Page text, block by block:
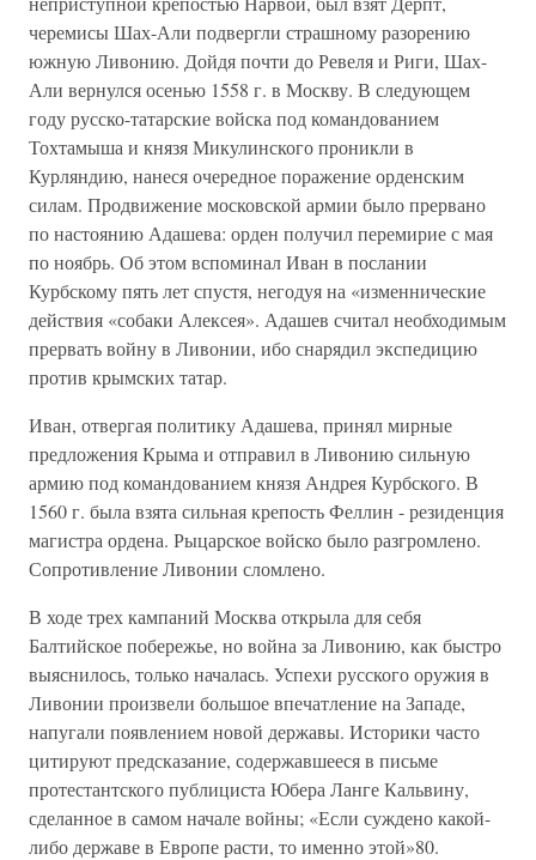
черемисы Шах-Али подвергли страшному разорению
южную Ливонию. Дойдя почти до Ревеля и Риги, Шах-
Али вернулся осенью 1558 г. в Москву. В следующем
году русско-татарские войска под командованием
Тохтамыша и князя Микулинского проникли в
Курляндию, нанеся очередное поражение орденским
силам. Продвижение московской армии было прервано
по настоянию Адашева: орден получил перемирие с мая
по ноябрь. Об этом вспоминал Иван в послании
Курбскому пять лет спустя, негодуя на «изменнические
действия «собаки Алексея». Адашев считал необходимым
прервать войну в Ливонии, ибо снарядил экспедицию
против крымских татар.
Иван, отвергая политику Адашева, принял мирные
предложения Крыма и отправил в Ливонию сильную
армию под командованием князя Андрея Курбского. В
1560 г. была взята сильная крепость Феллин - резиденция
магистра ордена. Рыцарское войско было разгромлено.
Сопротивление Ливонии сломлено.
В ходе трех кампаний Москва открыла для себя
Балтийское побережье, но война за Ливонию, как быстро
выяснилось, только началась. Успехи русского оружия в
Ливонии произвели большое впечатление на Западе,
напугали появлением новой державы. Историки часто
цитируют предсказание, содержавшееся в письме
протестантского публициста Юбера Ланге Кальвину,
сделанное в самом начале войны; «Если суждено какой-
либо державе в Европе расти, то именно этой»80.